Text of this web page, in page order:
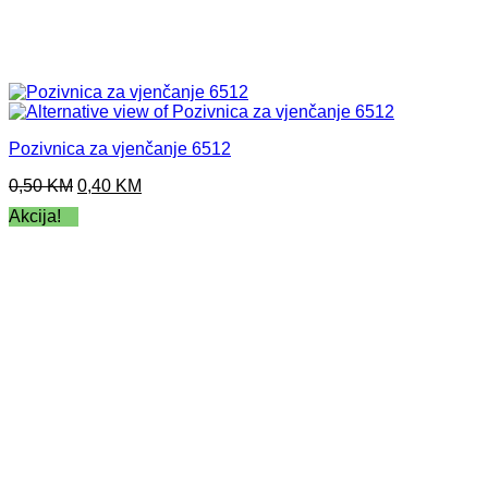
Pozivnica za vjenčanje 6512
0,50KM Original
price
was:
0,40 KM
Akcija!